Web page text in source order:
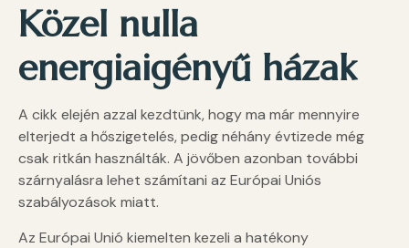
Közel nulla
energiaigényű házak
A cikk elején azzal kezdtünk, hogy ma már mennyire
elterjedt a hőszigetelés, pedig néhány évtizede még
csak ritkán használták. A jövőben azonban további
szárnyalásra lehet számítani az Európai Uniós
szabályozások miatt.
Az Európai Unió kiemelten kezeli a hatékony